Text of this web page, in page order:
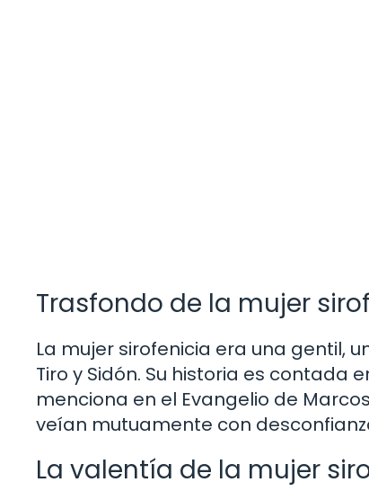
Trasfondo de la mujer
La mujer sirofenicia era una gentil,
Tiro y Sidón. Su historia es contada
menciona en el Evangelio de
veían mutuamente con
La valentía de la mujer